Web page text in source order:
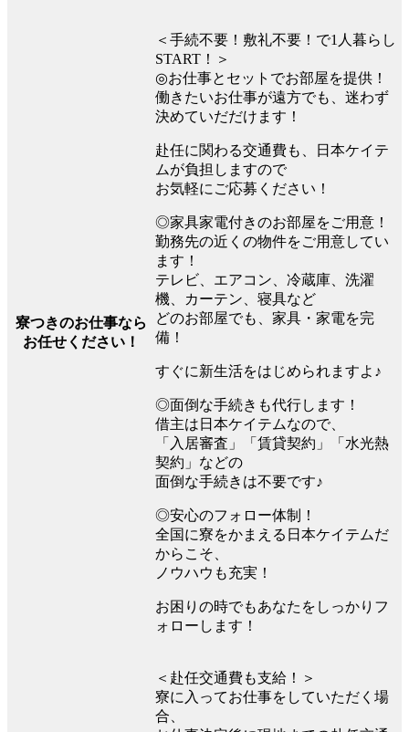
寮つきのお仕事なら
お任せください！
＜手続不要！敷礼不要！で1人暮らし
START！＞
◎お仕事とセットでお部屋を提供！
働きたいお仕事が遠方でも、迷わず
決めていだだけます！
赴任に関わる交通費も、日本ケイテ
ムが負担しますので
お気軽にご応募ください！
◎家具家電付きのお部屋をご用意！
勤務先の近くの物件をご用意してい
ます！
テレビ、エアコン、冷蔵庫、洗濯
機、カーテン、寝具など
どのお部屋でも、家具・家電を完
備！
すぐに新生活をはじめられますよ♪
◎面倒な手続きも代行します！
借主は日本ケイテムなので、
「入居審査」「賃貸契約」「水光熱
契約」などの
面倒な手続きは不要です♪
◎安心のフォロー体制！
全国に寮をかまえる日本ケイテムだ
からこそ、
ノウハウも充実！
お困りの時でもあなたをしっかりフ
ォローします！
＜赴任交通費も支給！＞
寮に入ってお仕事をしていただく場
合、